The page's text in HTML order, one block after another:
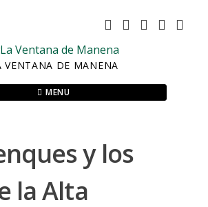
VENTANA DE MANENA
MENU
y los
la Alta